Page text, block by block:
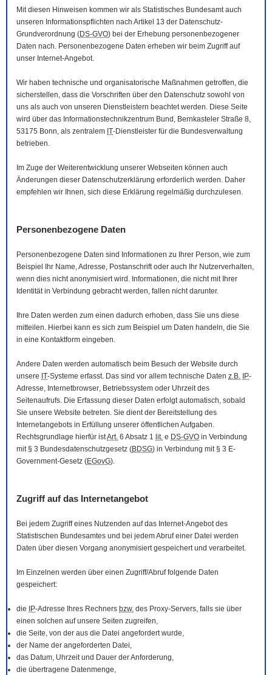
Mit diesen Hinweisen kommen wir als Statistisches Bundesamt auch
unseren Informationspflichten nach Artikel 13 der Datenschutz-
Grundverordnung (DS-GVO) bei der Erhebung personenbezogener
Daten nach. Personenbezogene Daten erheben wir beim Zugriff auf
unser Internet-Angebot.
Wir haben technische und organisatorische Maßnahmen getroffen, die
sicherstellen, dass die Vorschriften über den Datenschutz sowohl von
uns als auch von unseren Dienstleistern beachtet werden. Diese Seite
wird über das Informationstechnikzentrum Bund, Bernkasteler Straße 8,
53175 Bonn, als zentralem IT-Dienstleister für die Bundesverwaltung
betrieben.
Im Zuge der Weiterentwicklung unserer Webseiten können auch
Änderungen dieser Datenschutzerklärung erforderlich werden. Daher
empfehlen wir Ihnen, sich diese Erklärung regelmäßig durchzulesen.
Personenbezogene Daten
Personenbezogene Daten sind Informationen zu Ihrer Person, wie zum
Beispiel Ihr Name, Adresse, Postanschrift oder auch Ihr Nutzerverhalten,
wenn dies nicht anonymisiert wird. Informationen, die nicht mit Ihrer
Identität in Verbindung gebracht werden, fallen nicht darunter.
Ihre Daten werden zum einen dadurch erhoben, dass Sie uns diese
mitteilen. Hierbei kann es sich zum Beispiel um Daten handeln, die Sie
in eine Kontaktform eingeben.
Andere Daten werden automatisch beim Besuch der Website durch
unsere IT-Systeme erfasst. Das sind vor allem technische Daten z.B. IP-
Adresse, Internetbrowser, Betriebssystem oder Uhrzeit des
Seitenaufrufs. Die Erfassung dieser Daten erfolgt automatisch, sobald
Sie unsere Website betreten. Sie dient der Bereitstellung des
Internetangebots in Erfüllung unserer öffentlichen Aufgaben.
Rechtsgrundlage hierfür istArt. 6 Absatz 1 lit. e DS-GVO in Verbindung
mit § 3 Bundesdatenschutzgesetz (BDSG) in Verbindung mit § 3 E-
Government-Gesetz (EGovG).
Zugriff auf das Internetangebot
Bei jedem Zugriff eines Nutzenden auf das Internet-Angebot des
Statistischen Bundesamtes und bei jedem Abruf einer Datei werden
Daten über diesen Vorgang anonymisiert gespeichert und verarbeitet.
Im Einzelnen werden über einen Zugriff/Abruf folgende Daten
gespeichert:
die IP-Adresse Ihres Rechners bzw. des Proxy-Servers, falls sie über
einen solchen auf unsere Seiten zugreifen,
die Seite, von der aus die Datei angefordert wurde,
der Name der angeforderten Datei,
das Datum, Uhrzeit und Dauer der Anforderung,
die übertragene Datenmenge,